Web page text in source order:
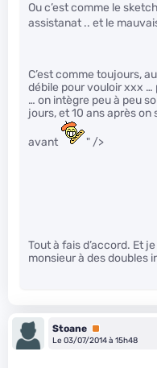
Ou c’est comme le
assistanat .. et le
C’est comme toujours,
débile pour vouloir xxx …
… on intègre peu à peu
jours, et 10 ans après
avant " />
Tout à fais d’accord. Et
monsieur à des doubles
Stoane Premium
Le 03/07/2014 à 15h48